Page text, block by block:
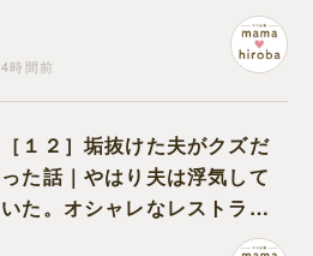
ってきたのかと不安になる
4時間前
［１２］垢抜けた夫がクズだ
った話｜やはり夫は浮気して
いた。オシャレなレストラン